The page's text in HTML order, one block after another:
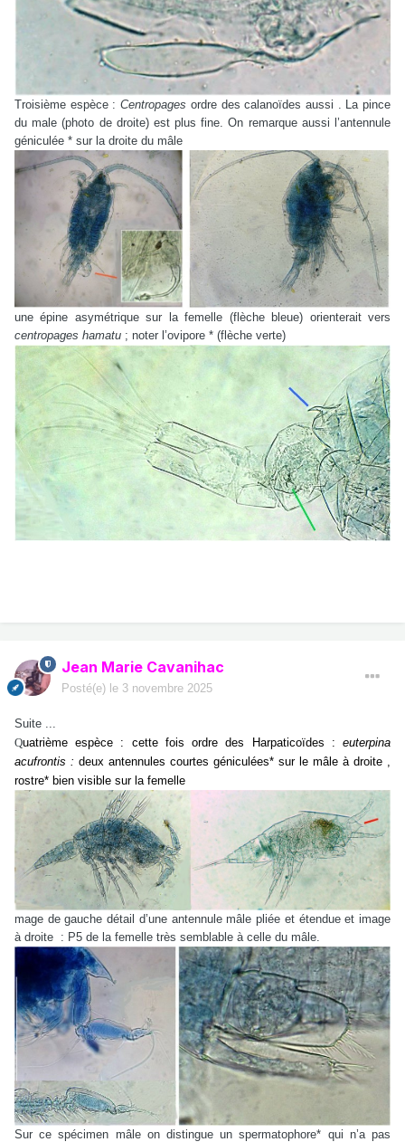
Troisième espèce :Centropages ordre des calanoïdes aussi . La pince
du male (photo de droite) est plus fine. On remarque aussi l’antennule
géniculée * sur la droite du mâle
une épine asymétrique sur la femelle (flèche bleue) orienterait vers
centropages hamatu ; noter l’ovipore * (flèche verte)
Jean Marie Cavanihac
Posté(e) le 3 novembre 2025
Suite ...
Quatrième espèce : cette fois ordre des Harpaticoïdes : euterpina
acufrontis : deux antennules courtes géniculées* sur le mâle à droite ,
rostre* bien visible sur la femelle
mage de gauche détail d’une antennule mâle pliée et étendue et image
à droite : P5 de la femelle très semblable à celle du mâle.
Sur ce spécimen mâle on distingue un spermatophore* qui n’a pas